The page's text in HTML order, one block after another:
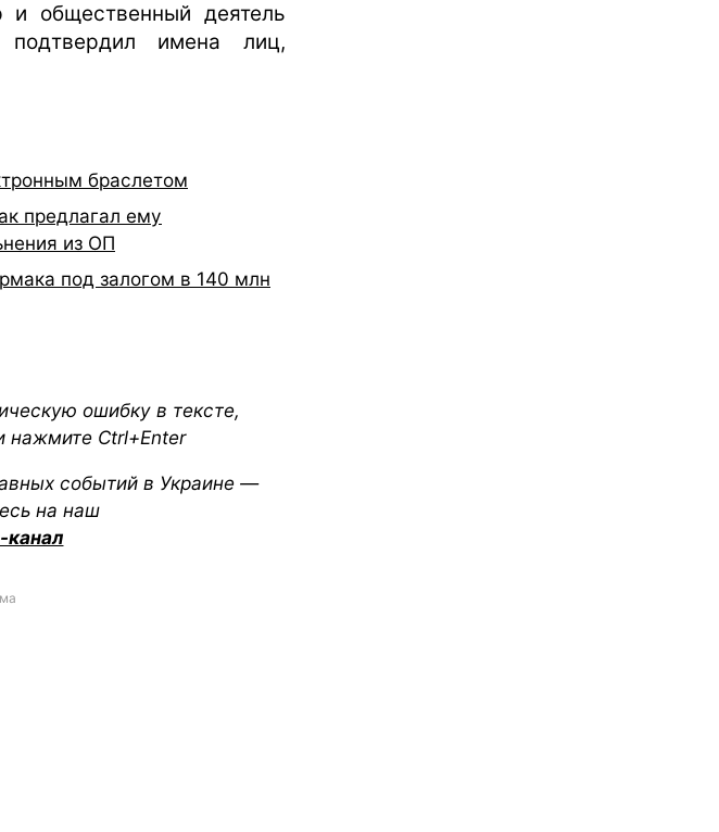
и общественный деятель
имена лиц,
браслетом
предлагал ему
из ОП
под залогом в 140 млн
ошибку в тексте,
нажмите Ctrl+Enter
событий в Украине —
на наш
канал